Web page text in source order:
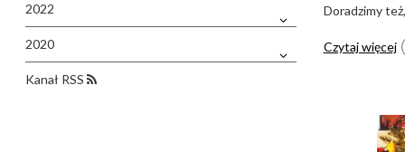
2022
2020
Kanał RSS
Doradzimy
Czytaj więcej